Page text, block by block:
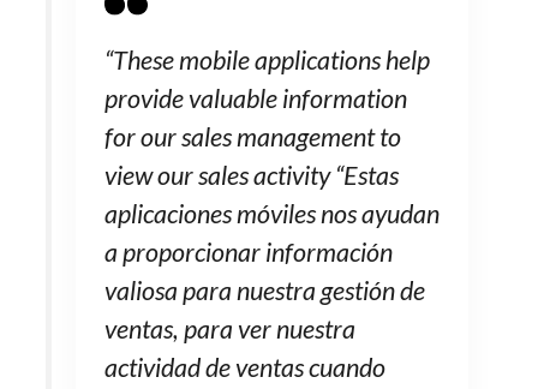
“These mobile applications help
provide valuable information
for our sales management to
view our sales activity “Estas
aplicaciones móviles nos ayudan
a proporcionar información
valiosa para nuestra gestión de
ventas, para ver nuestra
actividad de ventas cuando